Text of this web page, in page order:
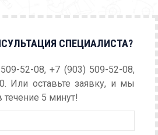
СПЕЦИАЛИСТА?
52-08, +7 (903) 509-52-08,
Или оставьте заявку, и мы
5 минут!